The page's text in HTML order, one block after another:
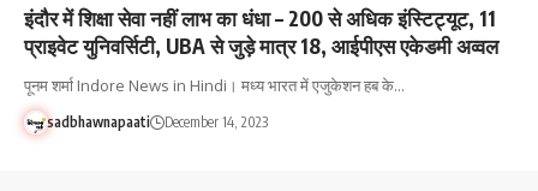
इंदौर में शिक्षा सेवा नहीं लाभ का धंधा – 200 से अधिक इंस्टिट्यूट, 11
प्राइवेट युनिवर्सिटी, UBA से जुड़े मात्र 18, आईपीएस एकेडमी अव्वल
पूनम शर्मा Indore News in Hindi। मध्य भारत में एजुकेशन हब के…
sadbhawnapaati December 14, 2023